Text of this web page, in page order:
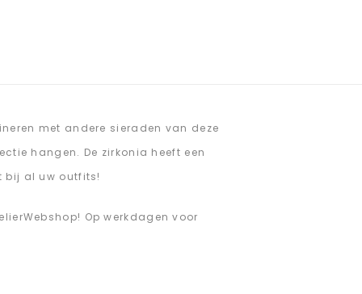
met andere sieraden van deze
hangen. De zirkonia heeft een
bij al uw outfits!
Op werkdagen voor